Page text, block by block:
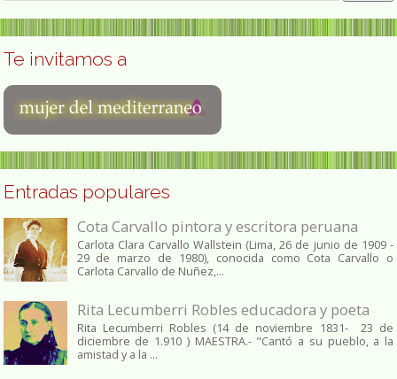
Te invitamos a
Entradas populares
Cota Carvallo pintora y escritora peruana
Carlota Clara Carvallo Wallstein (Lima, 26 de junio de 1909 -
29 de marzo de 1980), conocida como Cota Carvallo o
Carlota Carvallo de Nuñez,...
Rita Lecumberri Robles educadora y poeta
Rita Lecumberri Robles (14 de noviembre 1831- 23 de
diciembre de 1.910 ) MAESTRA.- "Cantó a su pueblo, a la
amistad y a la ...